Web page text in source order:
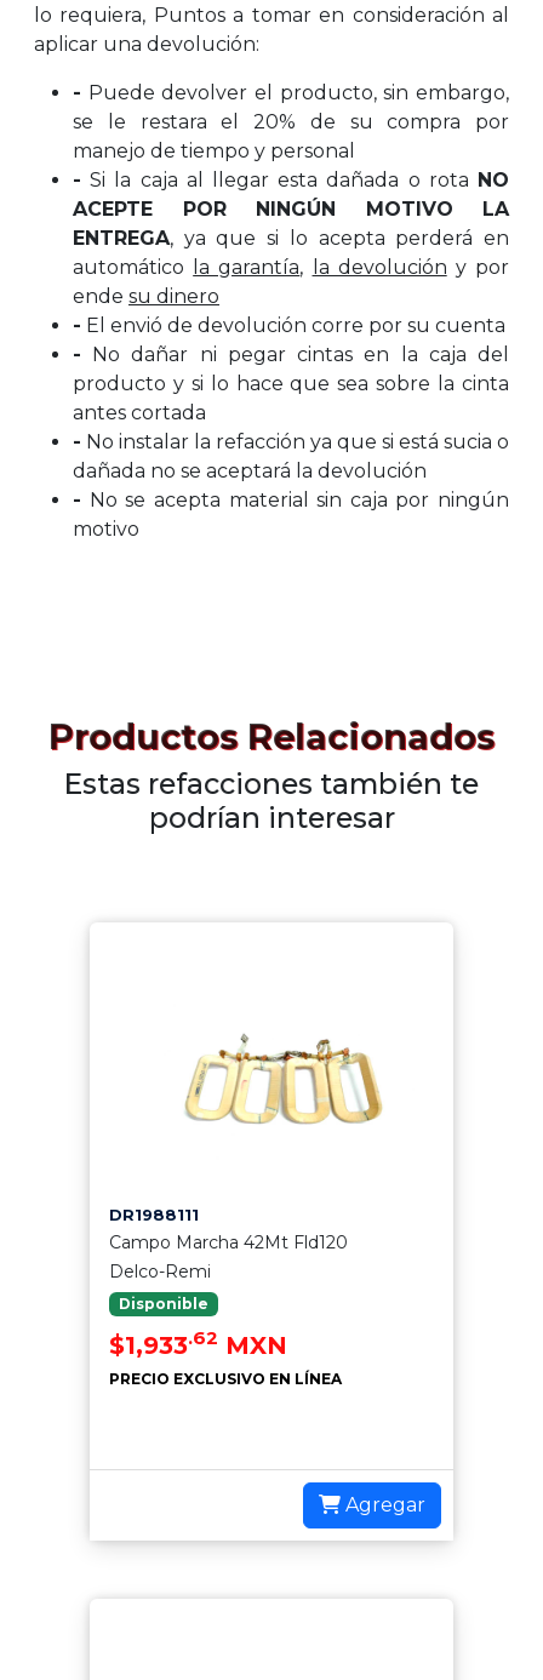
lo requiera, Puntos a tomar en consideración al
aplicar una devolución:
- Puede devolver el producto, sin embargo,
se le restara el 20% de su compra por
manejo de tiempo y personal
- Si la caja al llegar esta dañada o rota NO
ACEPTE POR NINGÚN MOTIVO LA
ENTREGA, ya que si lo acepta perderá en
automático
la garantía, la devolución y por
ende su dinero
- El envió de devolución corre por su cuenta
- No dañar ni pegar cintas en la caja del
producto y si lo hace que sea sobre la cinta
antes cortada
- No instalar la refacción ya que si está sucia o
dañada no se aceptará la devolución
- No se acepta material sin caja por ningún
motivo
Productos Relacionados
Estas refacciones también te
podrían interesar
DR1988111
Campo Marcha 42Mt Fld120
Delco-Remi
Disponible
$1,933.62 MXN
PRECIO EXCLUSIVO EN LÍNEA
Agregar